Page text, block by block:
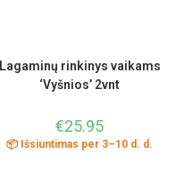
Lagaminų rinkinys vaikams
‘Vyšnios’ 2vnt
€25.95
📦 Išsiuntimas per 3–10 d. d.